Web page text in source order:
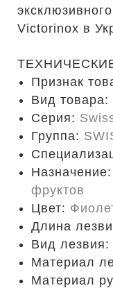
Victorinox в
Признак
Вид товара:
Серия:
Группа:
Назначение:
фруктов
Цвет:
Длина
Вид лезвия:
Материал
Материал